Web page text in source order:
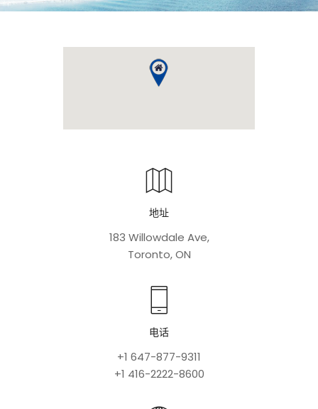
地址
183 Willowdale Ave,
Toronto, ON
电话
+1 647-877-9311
+1 416-2222-8600